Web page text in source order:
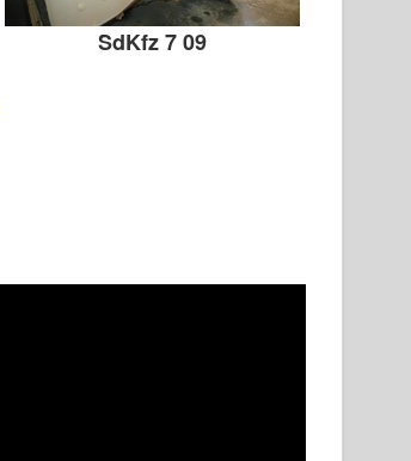
SdKfz 7 09